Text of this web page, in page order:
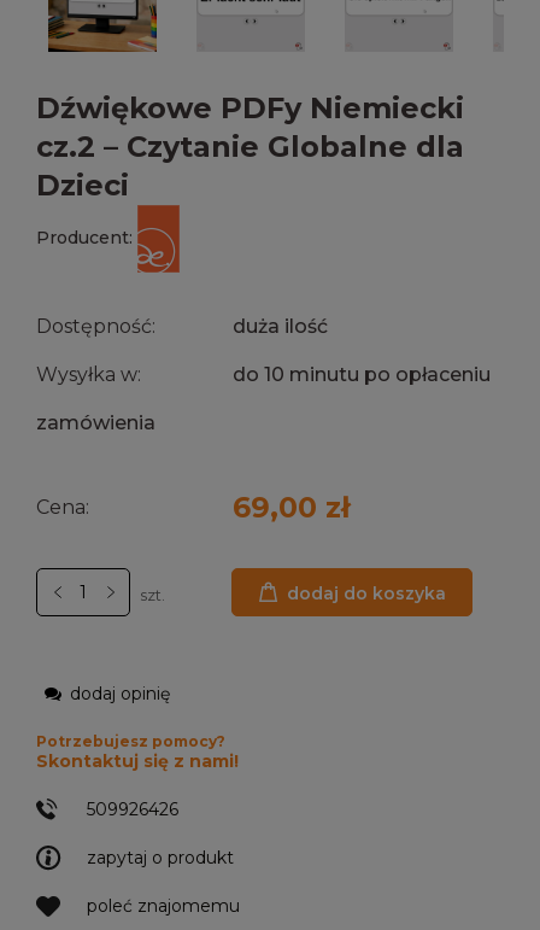
Dźwiękowe PDFy Niemiecki
cz.2 – Czytanie Globalne dla
Dzieci
Producent:
Dostępność: duża ilość
Wysyłka w: do 10 minutu po opłaceniu
zamówienia
Cena: 69,00 zł
szt. dodaj do koszyka
zapytaj o produkt
poleć znajomemu
Potrzebujesz pomocy?
Skontaktuj się z nami!
509926426
dodaj opinię